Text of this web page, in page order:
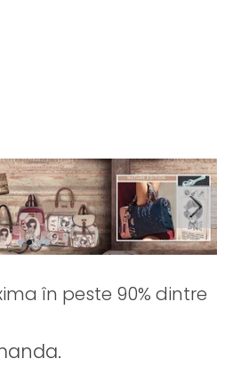
în peste 90% dintre